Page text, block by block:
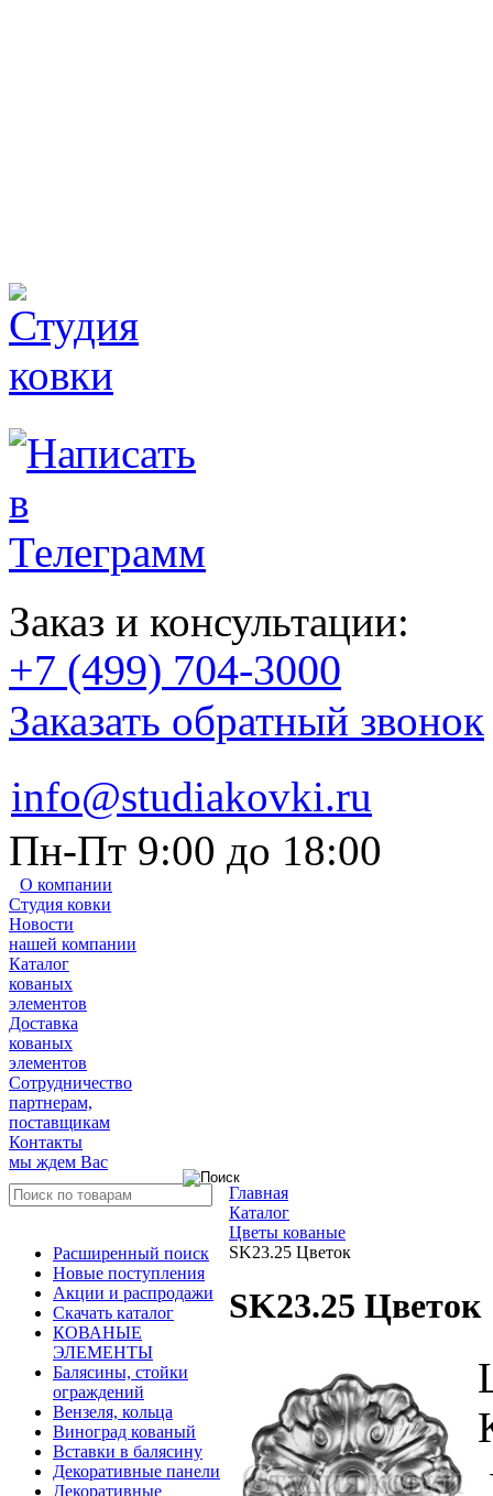
Заказ и консультации:
+7 (499) 704-3000
Заказать обратный звонок
info@studiakovki.ru
Пн-Пт 9:00 до 18:00
О компании
Студия ковки
Новости
нашей компании
Каталог
кованых
элементов
Доставка
кованых
элементов
Сотрудничество
партнерам,
поставщикам
Контакты
мы ждем Вас
Расширенный поиск
Новые поступления
Акции и распродажи
Скачать каталог
КОВАНЫЕ
ЭЛЕМЕНТЫ
Балясины, стойки
ограждений
Вензеля, кольца
Виноград кованый
Вставки в балясину
Декоративные панели
Декоративные
Главная
Каталог
Цветы кованые
SK23.25 Цветок
SK23.25 Цветок